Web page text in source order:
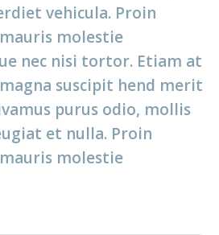
vehicula. Proin
molestie
nec nisi tortor. Etiam at
suscipit hend merit
purus odio, mollis
et nulla. Proin
molestie